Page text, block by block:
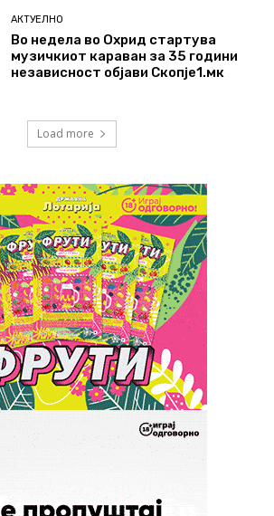
АКТУЕЛНО
Во недела во Охрид стартува
музичкиот караван за 35 години
независност објави Скопје1.мк
Load more